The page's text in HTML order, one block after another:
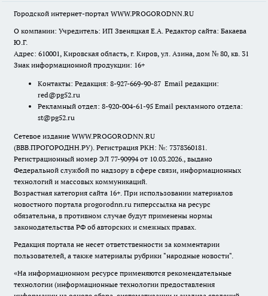
Городской интернет-портал WWW.PROGORODNN.RU
О компании: Учредитель: ИП Звеняцкая Е.А. Редактор сайта: Бакаева
Ю.Г.
Адрес: 610001, Кировская область, г. Киров, ул. Азина, дом № 80, кв. 31
Знак информационной продукции: 16+
Контакты: Редакция: 8-927-669-90-87 Email редакции:
red@pg52.ru
Рекламный отдел: 8-920-004-61-95 Email рекламного отдела:
st@pg52.ru
Сетевое издание WWW.PROGORODNN.RU
(ВВВ.ПРОГОРОДНН.РУ). Регистрация РКН: №: 7378360181.
Регистрационный номер ЭЛ 77-90994 от 10.03.2026., выдано
Федеральной службой по надзору в сфере связи, информационных
технологий и массовых коммуникаций.
Возрастная категория сайта 16+. При использовании материалов
новостного портала progorodnn.ru гиперссылка на ресурс
обязательна, в противном случае будут применены нормы
законодательства РФ об авторских и смежных правах.
Редакция портала не несет ответственности за комментарии
пользователей, а также материалы рубрики "народные новости".
«На информационном ресурсе применяются рекомендательные
технологии (информационные технологии предоставления